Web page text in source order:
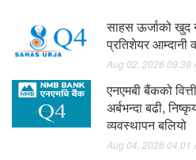
साहस ऊर्जाको खुद
प्रतिशेयर आम्दानी
Aug 02, 2026 09:39
एनएमबी बैंकको
अर्बभन्दा बढी,
व्यवस्थापन बलियो
Aug 04, 2026 04:01